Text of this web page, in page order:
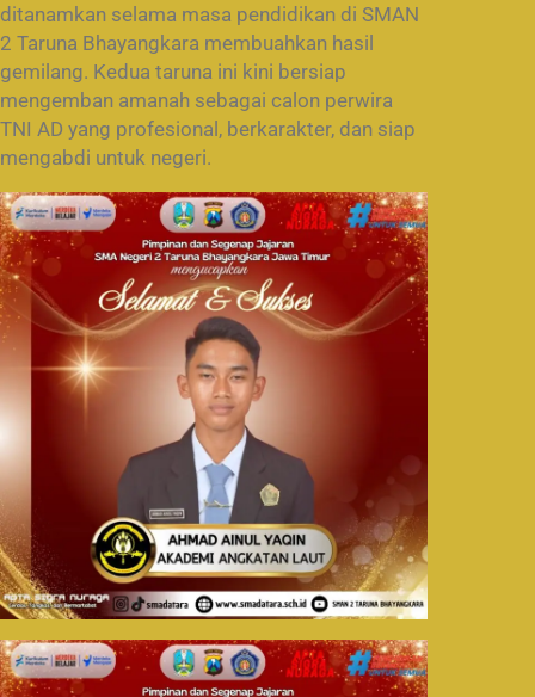
ditanamkan selama masa pendidikan di SMAN
2 Taruna Bhayangkara membuahkan hasil
gemilang. Kedua taruna ini kini bersiap
mengemban amanah sebagai calon perwira
TNI AD yang profesional, berkarakter, dan siap
mengabdi untuk negeri.